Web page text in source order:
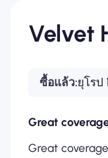
ซื้อแล้ว:ยุโรป
Great